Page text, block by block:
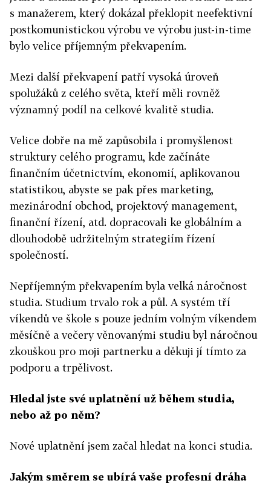
s manažerem, který dokázal překlopit neefektivní
postkomunistickou výrobu ve výrobu just-in-time
bylo velice příjemným překvapením.
Mezi další překvapení patří vysoká úroveň
spolužáků z celého světa, kteří měli rovněž
významný podíl na celkové kvalitě studia.
Velice dobře na mě zapůsobila i promyšlenost
struktury celého programu, kde začínáte
finančním účetnictvím, ekonomií, aplikovanou
statistikou, abyste se pak přes marketing,
mezinárodní obchod, projektový management,
finanční řízení, atd. dopracovali ke globálním a
dlouhodobě udržitelným strategiím řízení
společností.
Nepříjemným překvapením byla velká náročnost
studia. Studium trvalo rok a půl. A systém tří
víkendů ve škole s pouze jedním volným víkendem
měsíčně a večery věnovanými studiu byl náročnou
zkouškou pro moji partnerku a děkuji jí tímto za
podporu a trpělivost.
Hledal jste své uplatnění už během studia,
nebo až po něm?
Nové uplatnění jsem začal hledat na konci studia.
Jakým směrem se ubírá vaše profesní dráha